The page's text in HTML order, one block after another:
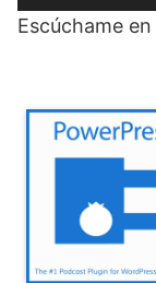
audio
Escúchame